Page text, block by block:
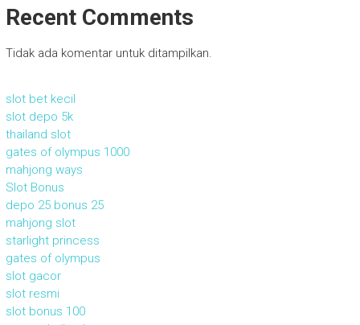
Recent Comments
Tidak ada komentar untuk ditampilkan.
slot bet kecil
slot depo 5k
thailand slot
gates of olympus 1000
mahjong ways
Slot Bonus
depo 25 bonus 25
mahjong slot
starlight princess
gates of olympus
slot gacor
slot resmi
slot bonus 100